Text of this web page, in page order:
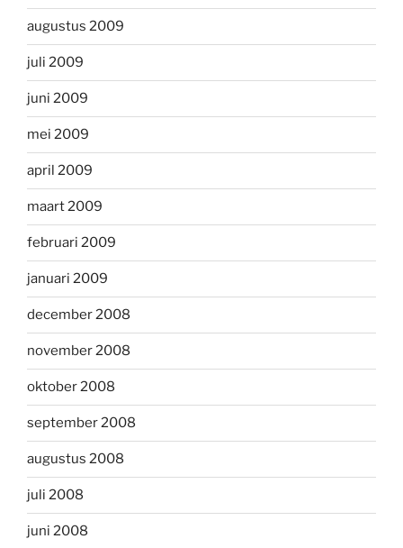
augustus 2009
juli 2009
juni 2009
mei 2009
april 2009
maart 2009
februari 2009
januari 2009
december 2008
november 2008
oktober 2008
september 2008
augustus 2008
juli 2008
juni 2008